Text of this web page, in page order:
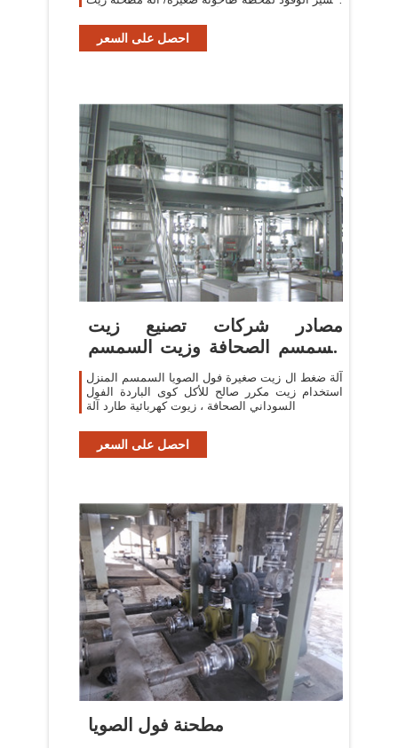
أكثر]
احصل على السعر
مصادر شركات تصنيع زيت
السمسم الصحافة وزيت السمسم
الصحافة ...
آلة ضغط ال زيت صغيرة فول الصويا السمسم المنزل
استخدام زيت مكرر صالح للأكل كوى الباردة الفول
السوداني الصحافة ، زيوت كهربائية طارد آلة
احصل على السعر
مطحنة فول الصويا